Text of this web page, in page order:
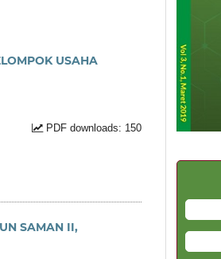
USAHA
PDF downloads: 150
SAMAN II,